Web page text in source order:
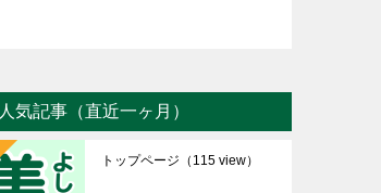
人気記事（直近一ヶ月）
トップページ （115 view）